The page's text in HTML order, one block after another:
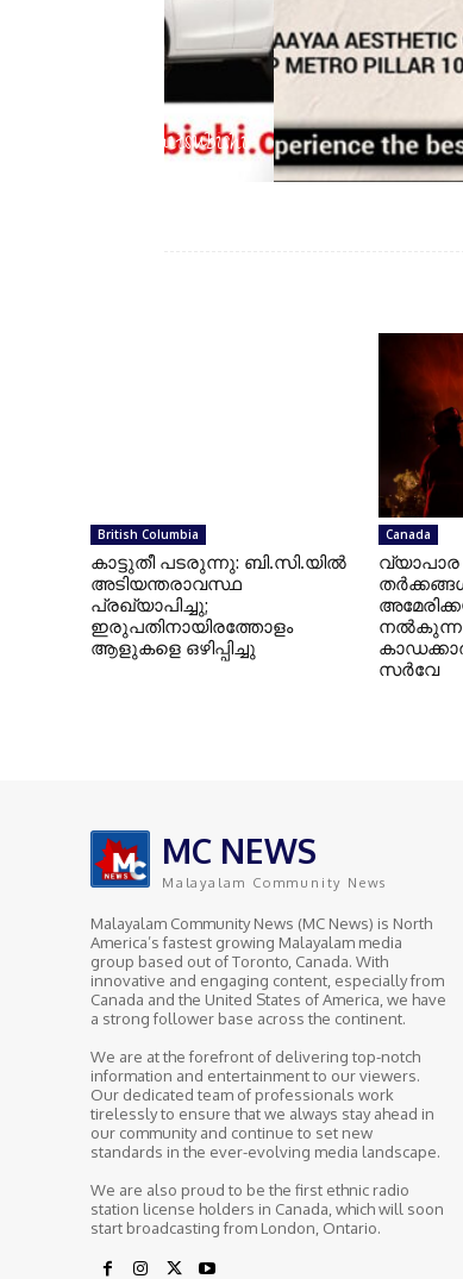
British Columbia
കാട്ടുതീ പടരുന്നു: ബി.സി.യില്‍
അടിയന്തരാവസ്ഥ
പ്രഖ്യാപിച്ചു;
ഇരുപതിനായിരത്തോളം
ആളുകളെ ഒഴിപ്പിച്ചു
Canada
വ്യാപാര
സര്‍വേ
MC NEWS
Malayalam Community News
Malayalam Community News (MC News) is North
America’s fastest growing Malayalam media
group based out of Toronto, Canada. With
innovative and engaging content, especially from
Canada and the United States of America, we have
a strong follower base across the continent.
We are at the forefront of delivering top-notch
information and entertainment to our viewers.
Our dedicated team of professionals work
tirelessly to ensure that we always stay ahead in
our community and continue to set new
standards in the ever-evolving media landscape.
We are also proud to be the first ethnic radio
station license holders in Canada, which will soon
start broadcasting from London, Ontario.